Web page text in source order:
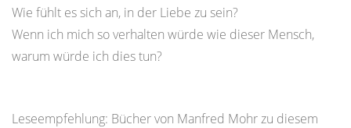
Wie fühlt es sich an, in der Liebe zu sein?
Wenn ich mich so verhalten würde wie dieser Mensch,
warum würde ich dies tun?
Leseempfehlung: Bücher von Manfred Mohr zu diesem